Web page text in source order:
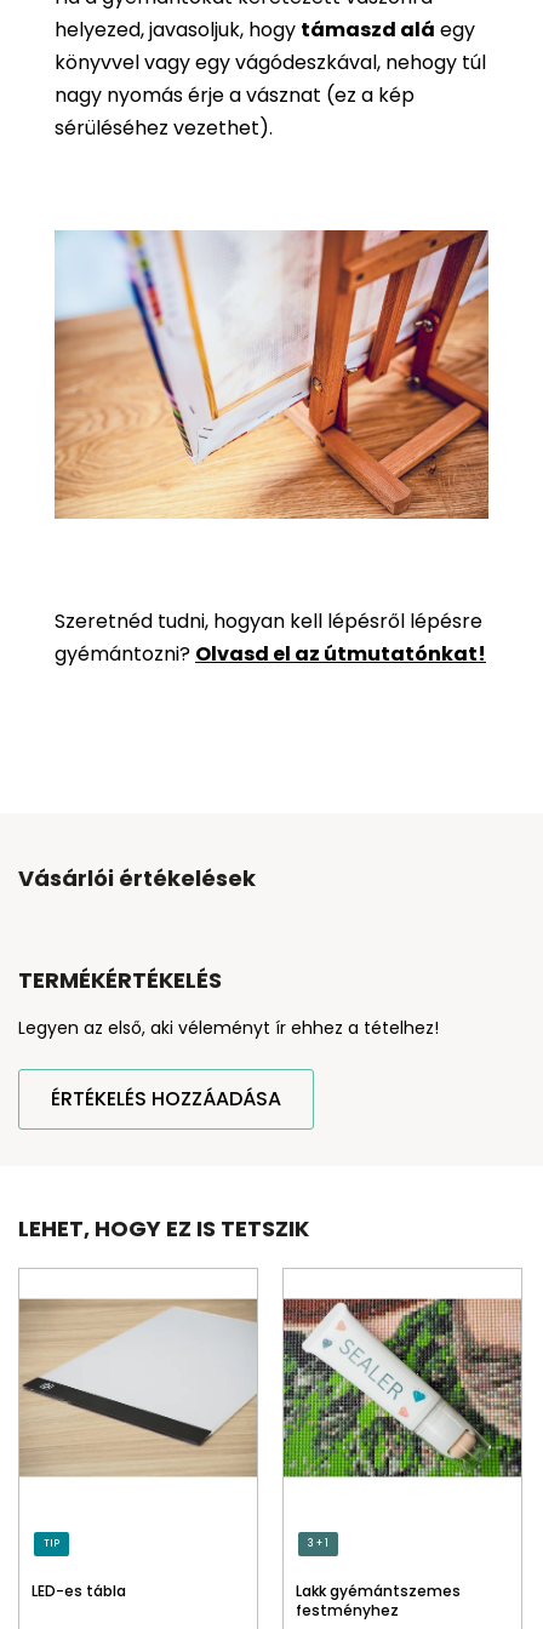
helyezed, javasoljuk, hogy támaszd alá egy
könyvvel vagy egy vágódeszkával, nehogy túl
nagy nyomás érje a vásznat (ez a kép
sérüléséhez vezethet).
Szeretnéd tudni, hogyan kell lépésről lépésre
gyémántozni? Olvasd el az útmutatónkat!
Vásárlói értékelések
TERMÉKÉRTÉKELÉS
Legyen az első, aki véleményt ír ehhez a tételhez!
ÉRTÉKELÉS HOZZÁADÁSA
LEHET, HOGY EZ IS TETSZIK
TIP
LED-es tábla
3 + 1
Lakk gyémántszemes
festményhez